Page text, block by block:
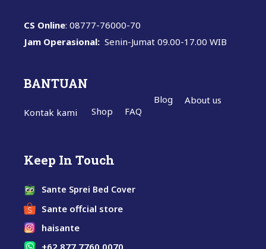
CS Online: 08777-76000-70
Jam Operasional: Senin-Jumat 09.00-17.00 WIB
BANTUAN
Kontak kami Shop FAQ
Blog About us
Keep In Touch
Sante Sprei Bed Cover
Sante offcial store
haisante